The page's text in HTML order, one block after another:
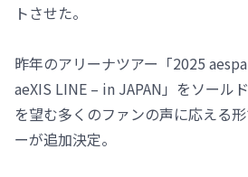
トさせた。
昨年のアリーナツアー「2025
aeXIS LINE – in JAPAN」をソール
を望む多くのファンの声に応える
ーが追加決定。